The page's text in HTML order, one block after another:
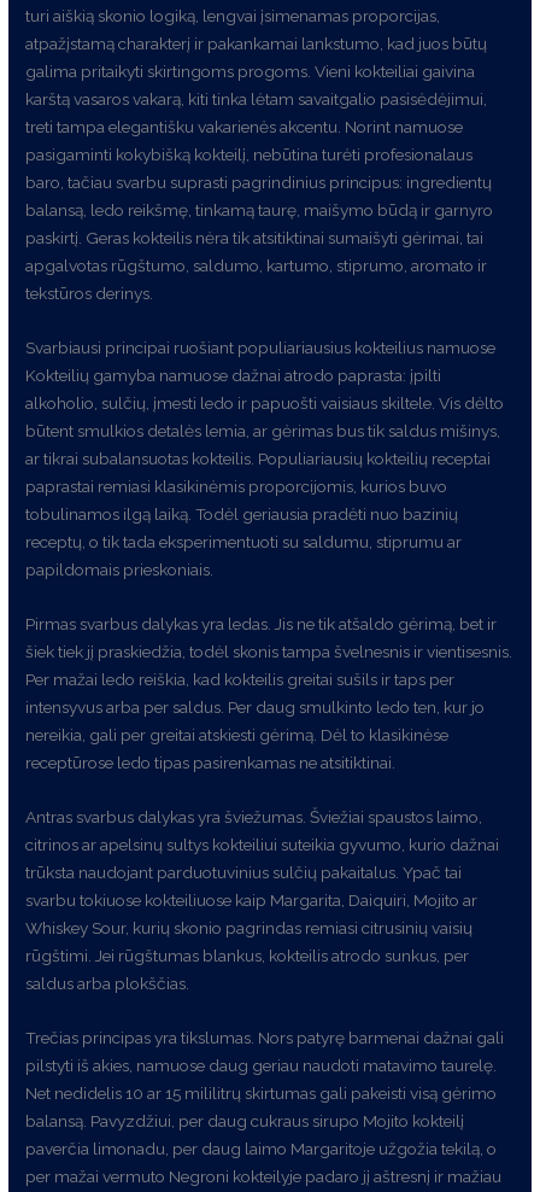
turi aiškią skonio logiką, lengvai įsimenamas proporcijas,
atpažįstamą charakterį ir pakankamai lankstumo, kad juos būtų
galima pritaikyti skirtingoms progoms. Vieni kokteiliai gaivina
karštą vasaros vakarą, kiti tinka lėtam savaitgalio pasisėdėjimui,
treti tampa elegantišku vakarienės akcentu. Norint namuose
pasigaminti kokybišką kokteilį, nebūtina turėti profesionalaus
baro, tačiau svarbu suprasti pagrindinius principus: ingredientų
balansą, ledo reikšmę, tinkamą taurę, maišymo būdą ir garnyro
paskirtį. Geras kokteilis nėra tik atsitiktinai sumaišyti gėrimai, tai
apgalvotas rūgštumo, saldumo, kartumo, stiprumo, aromato ir
tekstūros derinys.
Svarbiausi principai ruošiant populiariausius kokteilius namuose
Kokteilių gamyba namuose dažnai atrodo paprasta: įpilti
alkoholio, sulčių, įmesti ledo ir papuošti vaisiaus skiltele. Vis dėlto
būtent smulkios detalės lemia, ar gėrimas bus tik saldus mišinys,
ar tikrai subalansuotas kokteilis. Populiariausių kokteilių receptai
paprastai remiasi klasikinėmis proporcijomis, kurios buvo
tobulinamos ilgą laiką. Todėl geriausia pradėti nuo bazinių
receptų, o tik tada eksperimentuoti su saldumu, stiprumu ar
papildomais prieskoniais.
Pirmas svarbus dalykas yra ledas. Jis ne tik atšaldo gėrimą, bet ir
šiek tiek jį praskiedžia, todėl skonis tampa švelnesnis ir vientisesnis.
Per mažai ledo reiškia, kad kokteilis greitai sušils ir taps per
intensyvus arba per saldus. Per daug smulkinto ledo ten, kur jo
nereikia, gali per greitai atskiesti gėrimą. Dėl to klasikinėse
receptūrose ledo tipas pasirenkamas ne atsitiktinai.
Antras svarbus dalykas yra šviežumas. Šviežiai spaustos laimo,
citrinos ar apelsinų sultys kokteiliui suteikia gyvumo, kurio dažnai
trūksta naudojant parduotuvinius sulčių pakaitalus. Ypač tai
svarbu tokiuose kokteiliuose kaip Margarita, Daiquiri, Mojito ar
Whiskey Sour, kurių skonio pagrindas remiasi citrusinių vaisių
rūgštimi. Jei rūgštumas blankus, kokteilis atrodo sunkus, per
saldus arba plokščias.
Trečias principas yra tikslumas. Nors patyrę barmenai dažnai gali
pilstyti iš akies, namuose daug geriau naudoti matavimo taurelę.
Net nedidelis 10 ar 15 mililitrų skirtumas gali pakeisti visą gėrimo
balansą. Pavyzdžiui, per daug cukraus sirupo Mojito kokteilį
paverčia limonadu, per daug laimo Margaritoje užgožia tekilą, o
per mažai vermuto Negroni kokteilyje padaro jį aštresnį ir mažiau